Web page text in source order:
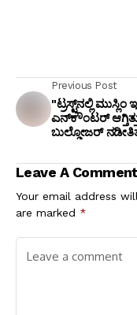
Previous Post
"ಟ್ರಸ್ಟ್‌ನಲ್ಲಿ ಮುಸ್ಲಿಂ
ಎನ್‌ಕೌಂಟರ್
ಬುಲ್ಡೋಜರ್
ಗಂಭೀರ ಆರೋಪ
Leave A Comment
Your email address
are marked *